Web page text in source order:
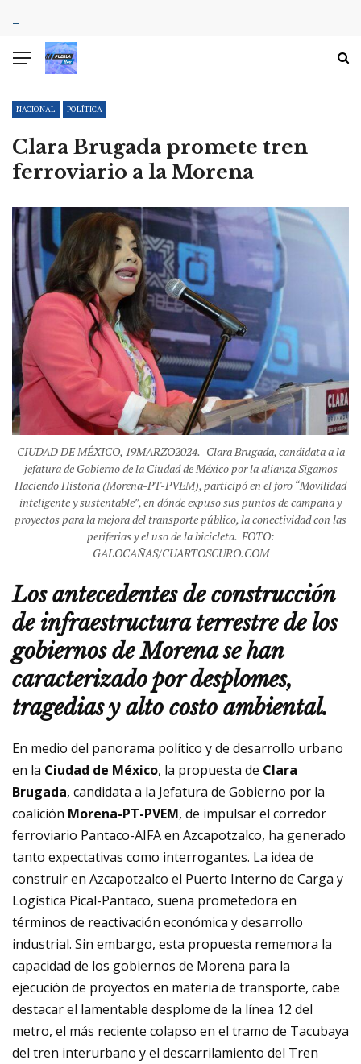
NACIONAL POLÍTICA
Clara Brugada promete tren
ferroviario a la Morena
CIUDAD DE MÉXICO, 19MARZO2024.- Clara Brugada, candidata a la
jefatura de Gobierno de la Ciudad de México por la alianza Sigamos
Haciendo Historia (Morena-PT-PVEM), participó en el foro “Movilidad
inteligente y sustentable”, en dónde expuso sus puntos de campaña y
proyectos para la mejora del transporte público, la conectividad con las
periferias y el uso de la bicicleta. FOTO:
GALOCAÑAS/CUARTOSCURO.COM
Los antecedentes de construcción
de infraestructura terrestre de los
gobiernos de Morena se han
caracterizado por desplomes,
tragedias y alto costo ambiental.
En medio del panorama político y de desarrollo urbano
en la Ciudad de México, la propuesta de Clara
Brugada, candidata a la Jefatura de Gobierno por la
coalición Morena-PT-PVEM, de impulsar el corredor
ferroviario Pantaco-AIFA en Azcapotzalco, ha generado
tanto expectativas como interrogantes. La idea de
construir en Azcapotzalco el Puerto Interno de Carga y
Logística Pical-Pantaco, suena prometedora en
términos de reactivación económica y desarrollo
industrial. Sin embargo, esta propuesta rememora la
capacidad de los gobiernos de Morena para la
ejecución de proyectos en materia de transporte, cabe
destacar el lamentable desplome de la línea 12 del
metro, el más reciente colapso en el tramo de Tacubaya
del tren interurbano y el descarrilamiento del Tren